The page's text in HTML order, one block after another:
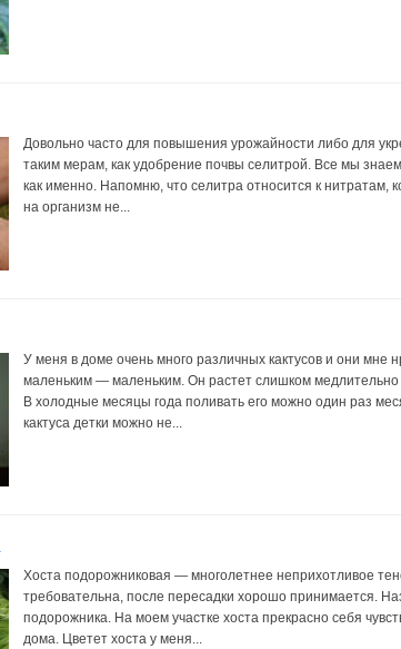
Довольно часто для повышения урожайности либо для
таким мерам, как удобрение почвы селитрой. Все мы
как именно. Напомню, что селитра относится к нитратам,
на организм не...
У меня в доме очень много различных кактусов и они мне
маленьким — маленьким. Он растет слишком медлительно
В холодные месяцы года поливать его можно один раз
кактуса детки можно не...
Хоста подорожниковая — многолетнее неприхотливое
требовательна, после пересадки хорошо принимается.
подорожника. На моем участке хоста прекрасно себя
дома. Цветет хоста у меня...